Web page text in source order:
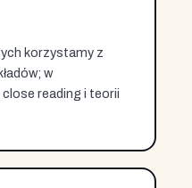
korzystamy z
w
reading i teorii